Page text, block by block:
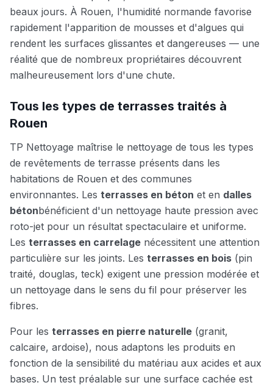
beaux jours. À Rouen, l'humidité normande favorise
rapidement l'apparition de mousses et d'algues qui
rendent les surfaces glissantes et dangereuses — une
réalité que de nombreux propriétaires découvrent
malheureusement lors d'une chute.
Tous les types de terrasses traités à
Rouen
TP Nettoyage maîtrise le nettoyage de tous les types
de revêtements de terrasse présents dans les
habitations de Rouen et des communes
environnantes. Les terrasses en béton et en dalles
bétonbénéficient d'un nettoyage haute pression avec
roto-jet pour un résultat spectaculaire et uniforme.
Les terrasses en carrelage nécessitent une attention
particulière sur les joints. Les terrasses en bois (pin
traité, douglas, teck) exigent une pression modérée et
un nettoyage dans le sens du fil pour préserver les
fibres.
Pour les terrasses en pierre naturelle (granit,
calcaire, ardoise), nous adaptons les produits en
fonction de la sensibilité du matériau aux acides et aux
bases. Un test préalable sur une surface cachée est